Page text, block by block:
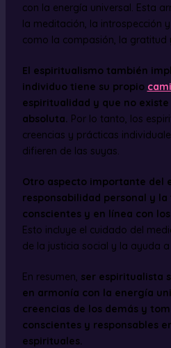
con la energía universal. Esta
la meditación, la introspección
como la compasión, la gratitud
El espiritualismo también
individuo tiene su propio
espiritualidad y que no
absoluta. Por lo tanto, los
creencias y prácticas
difieren de las suyas.
Otro aspecto importante del
responsabilidad personal y
conscientes y en línea con
Esto incluye el cuidado del
de la justicia social y la ayuda a
En resumen, ser espiritualista
en armonía con la energía
creencias de los demás y
conscientes y responsables
espirituales.